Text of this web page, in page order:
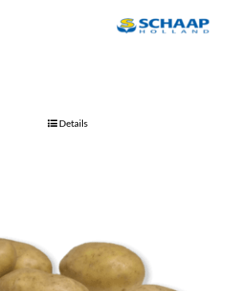
Details